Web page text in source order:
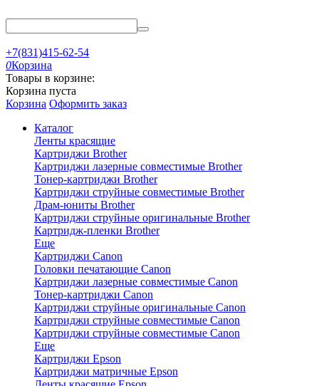
+7(831)415-62-54
0Корзина
Товары в корзине:
Корзина пуста
Корзина Оформить заказ
Каталог
Ленты красящие
Картриджи Brother
Картриджи лазерные совместимые Brother
Тонер-картриджи Brother
Картриджи струйные совместимые Brother
Драм-юниты Brother
Картриджи струйные оригинальные Brother
Картридж-пленки Brother
Еще
Картриджи Canon
Головки печатающие Canon
Картриджи лазерные совместимые Canon
Тонер-картриджи Canon
Картриджи струйные оригинальные Canon
Картриджи струйные совместимые Canon
Картриджи струйные совместимые Canon
Еще
Картриджи Epson
Картриджи матричные Epson